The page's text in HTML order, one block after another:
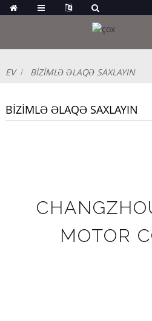
EV BIZIMLƏ ƏLAQƏ SAXLAYIN
BIZIMLƏ ƏLAQƏ SAXLAYIN
MOTOR